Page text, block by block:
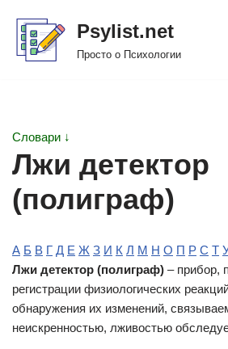
Перейти
Psylist.net
Просто о Психологии
Словари ↓
Лжи детектор
(полиграф)
А Б В Г Д Е Ж З И К Л М Н О П Р С Т
Лжи детектор (полиграф) – прибор,
регистрации физиологических
обнаружения их изменений,
неискренностью, лживостью